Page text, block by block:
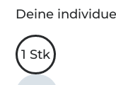
Deine
1 Stk